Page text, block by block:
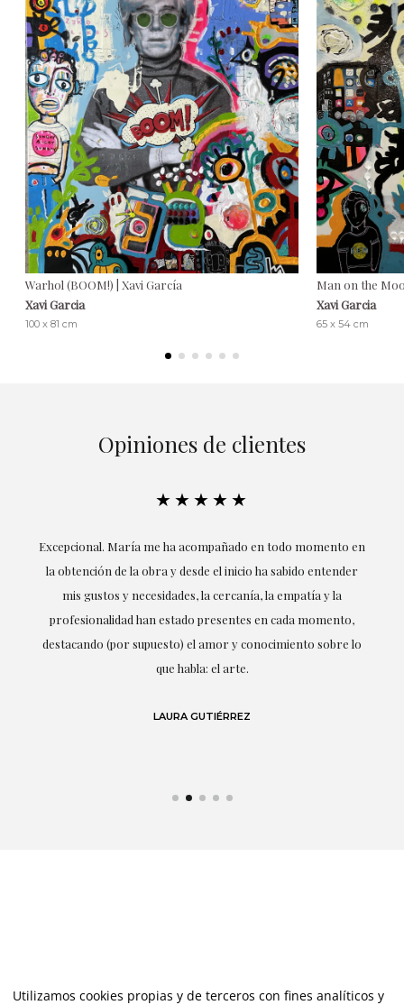
Warhol (BOOM!) | Xavi García
Xavi Garcia
100 x 81 cm
Man on the
Xavi Garcia
65 x 54 cm
Opiniones de clientes
★★★★★
Excepcional. María me ha acompañado en todo momento en
la obtención de la obra y desde el inicio ha sabido entender
mis gustos y necesidades, la cercanía, la empatía y la
profesionalidad han estado presentes en cada momento,
destacando (por supuesto) el amor y conocimiento sobre lo
que habla: el arte.
LAURA GUTIÉRREZ
Utilizamos cookies propias y de terceros con fines analíticos y